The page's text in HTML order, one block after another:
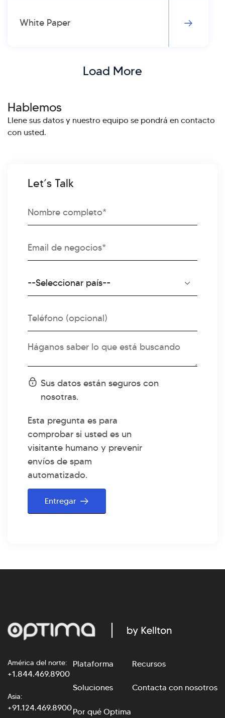
White Paper
Load More
Hablemos
Llene sus datos y nuestro equipo se pondrá en contacto
con usted.
Let’s Talk
Full
Correo
Código
Country
Teléfono
Mensaje
Status
message
Sus datos están seguros con
nosotras.
Esta pregunta es para
comprobar si usted es un
visitante humano y prevenir
envíos de spam
automatizado.
América del norte:
+1.844.469.8900
Asia:
+91.124.469.8900
Plataforma
Soluciones
Por qué Optima
Recursos
Contacta con nosotros